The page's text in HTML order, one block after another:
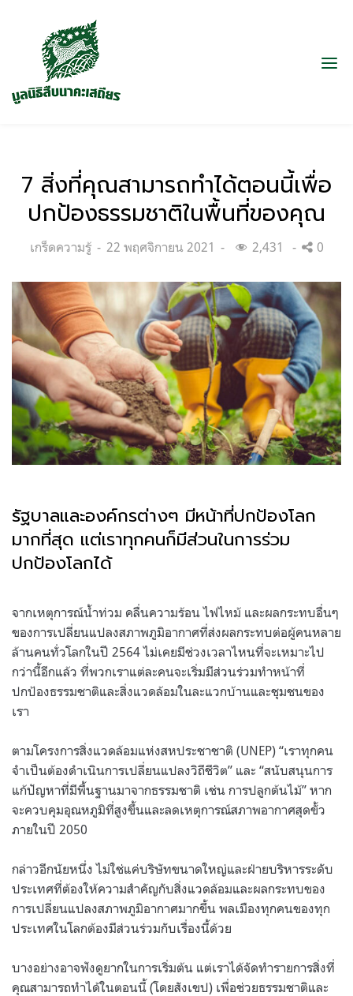
7 สิ่งที่คุณสามารถทำได้ตอนนี้เพื่อ
ปกป้องธรรมชาติในพื้นที่ของคุณ
Categories:
เกร็ดความรู้
Posted
22 พฤศจิกายน 2021 2,431 0
รัฐบาลและองค์กรต่างๆ มีหน้าที่ปกป้องโลก
มากที่สุด แต่เราทุกคนก็มีส่วนในการร่วม
ปกป้องโลกได้
จากเหตุการณ์น้ำท่วม คลื่นความร้อน ไฟไหม้ และผลกระทบอื่นๆ
ของการเปลี่ยนแปลงสภาพภูมิอากาศที่ส่งผลกระทบต่อผู้คนหลาย
ล้านคนทั่วโลกในปี 2564 ไม่เคยมีช่วงเวลาไหนที่จะเหมาะไป
กว่านี้อีกแล้ว ที่พวกเราแต่ละคนจะเริ่มมีส่วนร่วมทำหน้าที่
ปกป้องธรรมชาติและสิ่งแวดล้อมในละแวกบ้านและชุมชนของ
เรา
ตามโครงการสิ่งแวดล้อมแห่งสหประชาชาติ (UNEP) “เราทุกคน
จำเป็นต้องดำเนินการเปลี่ยนแปลงวิถีชีวิต” และ “สนับสนุนการ
แก้ปัญหาที่มีพื้นฐานมาจากธรรมชาติ เช่น การปลูกต้นไม้” หาก
จะควบคุมอุณหภูมิที่สูงขึ้นและลดเหตุการณ์สภาพอากาศสุดขั้ว
ภายในปี 2050
กล่าวอีกนัยหนึ่ง ไม่ใช่แค่บริษัทขนาดใหญ่และฝ่ายบริหารระดับ
ประเทศที่ต้องให้ความสำคัญกับสิ่งแวดล้อมและผลกระทบของ
การเปลี่ยนแปลงสภาพภูมิอากาศมากขึ้น พลเมืองทุกคนของทุก
ประเทศในโลกต้องมีส่วนร่วมกับเรื่องนี้ด้วย
บางอย่างอาจฟังดูยากในการเริ่มต้น แต่เราได้จัดทำรายการสิ่งที่
คุณสามารถทำได้ในตอนนี้ (โดยสังเขป) เพื่อช่วยธรรมชาติและ